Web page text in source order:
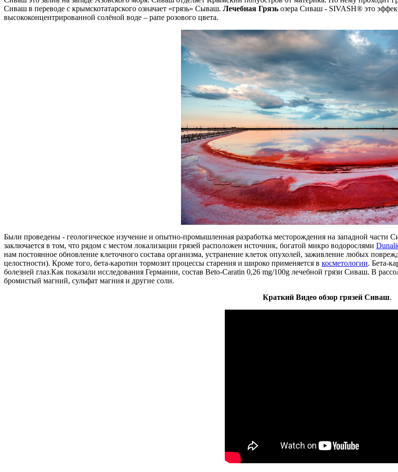
Сиваш в переводе с крымскотатарского означает «грязь» Сываш. Лечебная Грязь озера Сиваш - SIVASH® это
высококонцентрированной солёной воде – рапе розового цвета.
Были проведены - геологическое изучение и опытно-промышленная разработка месторождения на западной
заключается в том, что рядом с местом локализации грязей расположен источник, богатой микро водорослями
нам постоянное обновление клеточного состава организма, устранение клеток опухолей, заживление любых
целостности). Кроме того, бета-каротин тормозит процессы старения и широко применяется в косметологии. Бета-
болезней глаз.Как показали исследования Германии, состав Beto-Caratin 0,26 mg/100g лечебной грязи Сиваш. В
бромистый магний, сульфат магния и другие соли.
Краткий Видео обзор грязей Сиваш.